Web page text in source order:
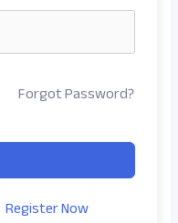
Forgot Password?
Register Now